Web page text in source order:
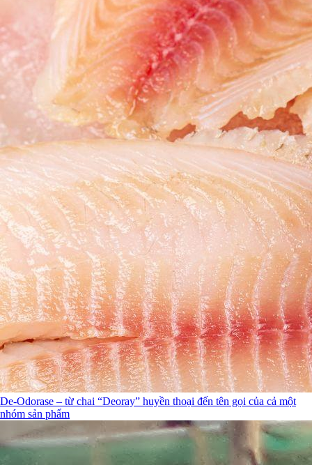
De-Odorase – từ chai “Deoray” huyền thoại đến tên gọi của cả một
nhóm sản phẩm